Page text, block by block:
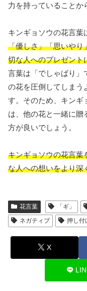
力を持っていることか
キンギョソウの花言葉
「優しさ」「思いやり
切な人へのプレゼント
言葉は「でしゃばり」
の花を圧倒してしまう
す。そのため、キンギ
は、他の花と一緒に贈
方が良いでしょう。
キンギョソウの花言葉
な人への想いをより深
花言葉 「ギ」
ネガティブ
押し付
X